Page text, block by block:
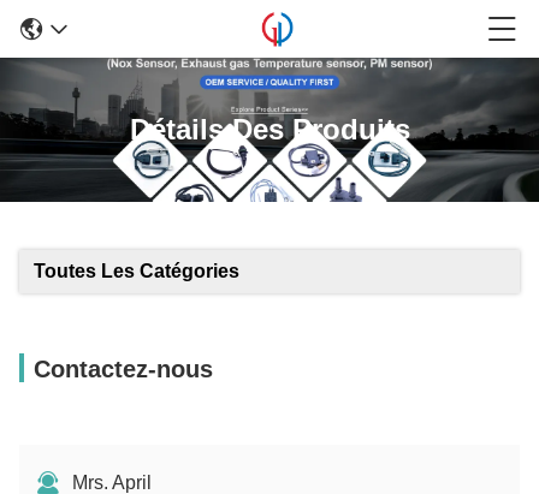
Détails Des Produits
Toutes Les Catégories
Contactez-nous
Mrs. April